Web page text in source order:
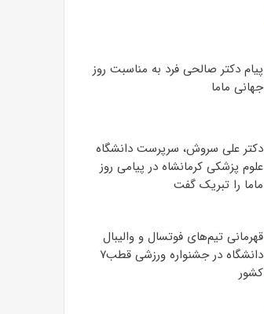
پیام دکتر صالحی فرد به مناسبت روز
جهانی ماما
دکتر علی سروش، سرپرست دانشگاه
علوم پزشکی کرمانشاه در پیامی روز
ماما را تبریک گفت
قهرمانی تیم‌های فوتسال و والیبال
دانشگاه در جشنواره ورزشی قطب۷
کشور